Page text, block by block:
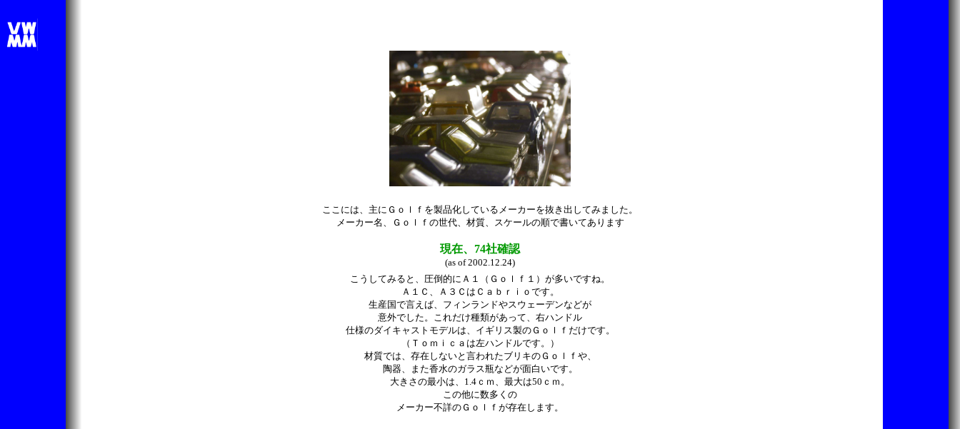
ここには、主にＧｏｌｆを製品化しているメーカーを抜き出してみました。
メーカー名、Ｇｏｌｆの世代、材質、スケールの順で書いてあります
現在、74社確認
(as of 2002.12.24)
こうしてみると、圧倒的にＡ１（Ｇｏｌｆ１）が多いですね。
Ａ１Ｃ、Ａ３ＣはＣａｂｒｉｏです。
生産国で言えば、フィンランドやスウェーデンなどが
意外でした。これだけ種類があって、右ハンドル
仕様のダイキャストモデルは、イギリス製のＧｏｌｆだけです。
（Ｔｏｍｉｃａは左ハンドルです。）
材質では、存在しないと言われたブリキのＧｏｌｆや、
陶器、また香水のガラス瓶などが面白いです。
大きさの最小は、1.4ｃｍ、最大は50ｃｍ。
この他に数多くの
メーカー不詳のＧｏｌｆが存在します。